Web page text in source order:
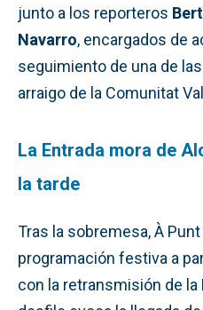
junto a los reporteros
Navarro, encargados de
seguimiento de una de
arraigo de la Comunitat
La Entrada mora de
la tarde
Tras la sobremesa, À
programación festiva a
con la retransmisión de la